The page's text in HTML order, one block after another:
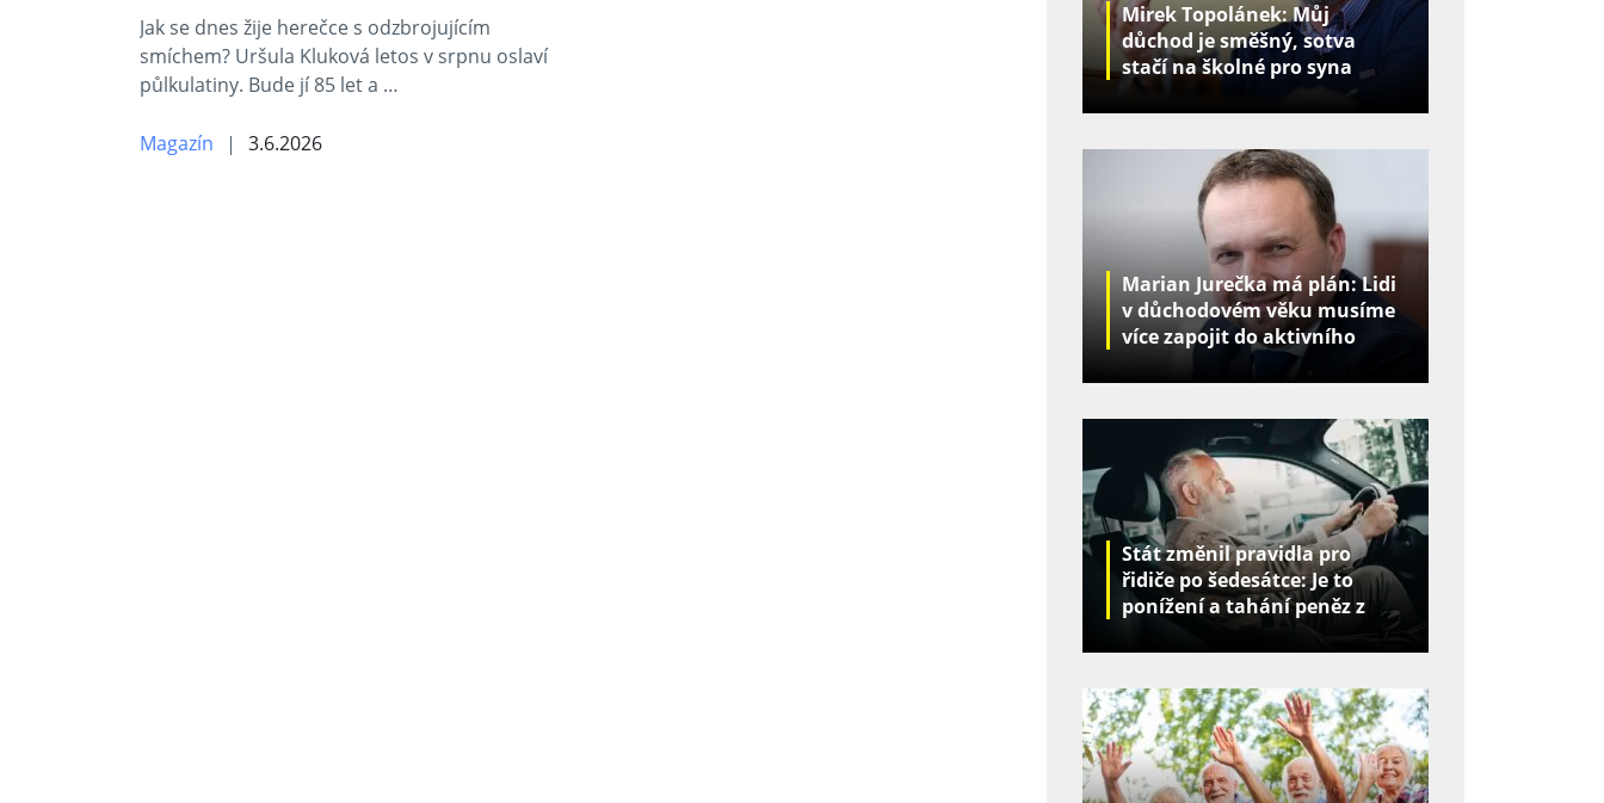
Jak se dnes žije herečce s odzbrojujícím
smíchem? Uršula Kluková letos v srpnu oslaví
půlkulatiny. Bude jí 85 let a …
Magazín 3.6.2026
Mirek Topolánek: Můj
důchod je směšný, sotva
stačí na školné pro syna
Marian Jurečka má plán: Lidi
v důchodovém věku musíme
více zapojit do aktivního
Stát změnil pravidla pro
řidiče po šedesátce: Je to
ponížení a tahání peněz z